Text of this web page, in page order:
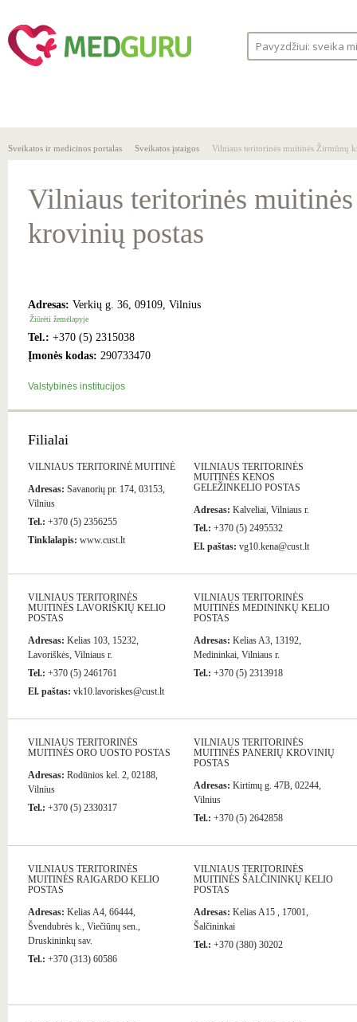
Sveikatos ir medicinos portalas Sveikatos įstaigos Vilniaus teritorinės muitinės Žirmūnų
Vilniaus teritorinės
krovinių postas
Adresas: Verkių g. 36, 09109, Vilnius
Žiūrėti žemėlapyje
Tel.: +370 (5) 2315038
Įmonės kodas: 290733470
Valstybinės institucijos
Filialai
VILNIAUS TERITORINĖ MUITINĖ
Adresas: Savanorių pr. 174, 03153,
Vilnius
Tel.: +370 (5) 2356255
Tinklalapis: www.cust.lt
VILNIAUS TERITORINĖS
MUITINĖS KENOS
GELEŽINKELIO POSTAS
Adresas: Kalveliai, Vilniaus r.
Tel.: +370 (5) 2495532
El. paštas: vg10.kena@cust.lt
VILNIAUS TERITORINĖS
MUITINĖS LAVORIŠKIŲ KELIO
POSTAS
Adresas: Kelias 103, 15232,
Lavoriškės, Vilniaus r.
Tel.: +370 (5) 2461761
El. paštas: vk10.lavoriskes@cust.lt
VILNIAUS TERITORINĖS
MUITINĖS MEDININKŲ KELIO
POSTAS
Adresas: Kelias A3, 13192,
Medininkai, Vilniaus r.
Tel.: +370 (5) 2313918
VILNIAUS TERITORINĖS
MUITINĖS ORO UOSTO POSTAS
Adresas: Rodūnios kel. 2, 02188,
Vilnius
Tel.: +370 (5) 2330317
VILNIAUS TERITORINĖS
MUITINĖS PANERIŲ KROVINIŲ
POSTAS
Adresas: Kirtimų g. 47B, 02244,
Vilnius
Tel.: +370 (5) 2642858
VILNIAUS TERITORINĖS
MUITINĖS RAIGARDO KELIO
POSTAS
Adresas: Kelias A4, 66444,
Švendubrės k., Viečiūnų sen.,
Druskininkų sav.
Tel.: +370 (313) 60586
VILNIAUS TERITORINĖS
MUITINĖS ŠALČININKŲ KELIO
POSTAS
Adresas: Kelias A15 , 17001,
Šalčininkai
Tel.: +370 (380) 30202